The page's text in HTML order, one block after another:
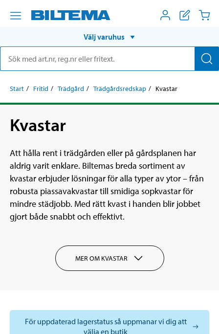
Välj varuhus
Start Fritid Trädgård Trädgårdsredskap Kvastar
Kvastar
Att hålla rent i trädgården eller på gårdsplanen har
aldrig varit enklare. Biltemas breda sortiment av
kvastar erbjuder lösningar för alla typer av ytor – från
robusta piassavakvastar till smidiga sopkvastar för
mindre städjobb. Med rätt kvast i handen blir jobbet
gjort både snabbt och effektivt.
MER OM KVASTAR
För uppdaterad lagerstatus så uppmanar vi dig att
välja en butik